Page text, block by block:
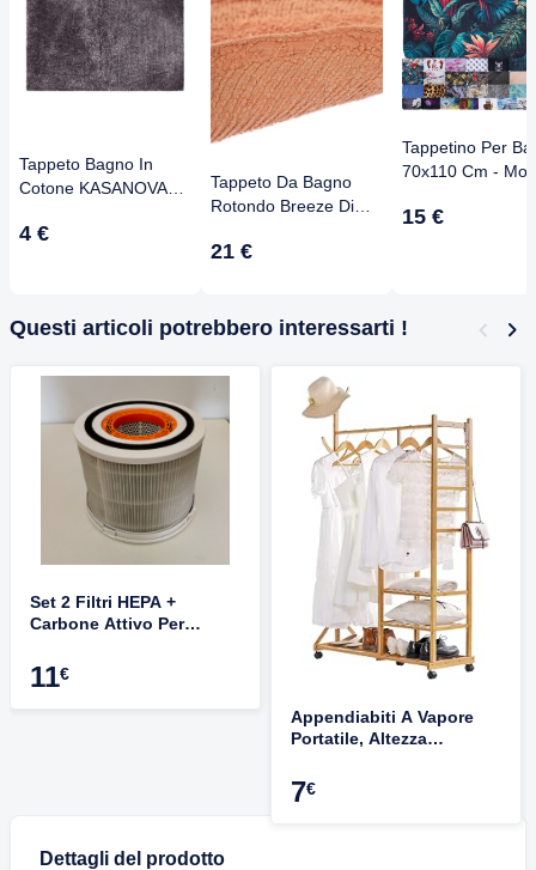
Tappeto Bagno In
Cotone KASANOVA
Scuro, Super
Bagno
4 €
Tappeto Da Bagno
Rotondo Breeze Di
Pelo Corto In Cotone,
21 €
Tappetino Per
70x110 Cm -
Asciugatura
15 €
Questi articoli potrebbero interessarti !
Set 2 Filtri HEPA +
Carbone Attivo Per
300/300S/300-RF - Filtro A
3 Stadi Bianco
11€
Appendiabiti A Vapore
Portatile, Altezza
Cm, Rotazione 360°,
Colore Bianco
7€
Dettagli del prodotto